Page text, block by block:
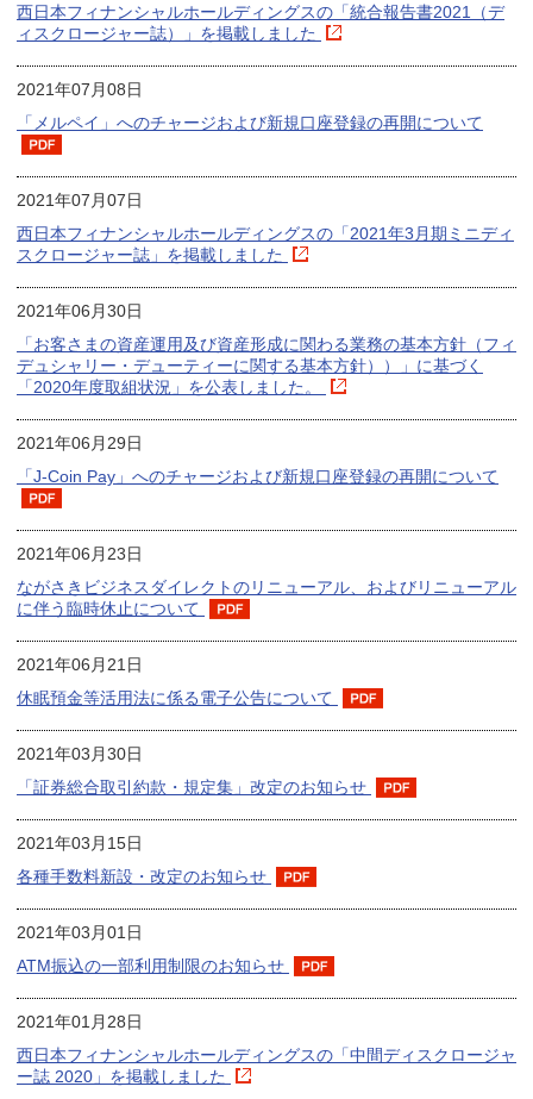
西日本フィナンシャルホールディングスの「統合報告書2021（デ
ィスクロージャー誌）」を掲載しました
2021年07月08日
「メルペイ」へのチャージおよび新規口座登録の再開について
2021年07月07日
西日本フィナンシャルホールディングスの「2021年3月期ミニディ
スクロージャー誌」を掲載しました
2021年06月30日
「お客さまの資産運用及び資産形成に関わる業務の基本方針（フィ
デュシャリー・デューティーに関する基本方針））」に基づく
「2020年度取組状況」を公表しました。
2021年06月29日
「J-Coin Pay」へのチャージおよび新規口座登録の再開について
2021年06月23日
ながさきビジネスダイレクトのリニューアル、およびリニューアル
に伴う臨時休止について
2021年06月21日
休眠預金等活用法に係る電子公告について
2021年03月30日
「証券総合取引約款・規定集」改定のお知らせ
2021年03月15日
各種手数料新設・改定のお知らせ
2021年03月01日
ATM振込の一部利用制限のお知らせ
2021年01月28日
西日本フィナンシャルホールディングスの「中間ディスクロージャ
ー誌 2020」を掲載しました